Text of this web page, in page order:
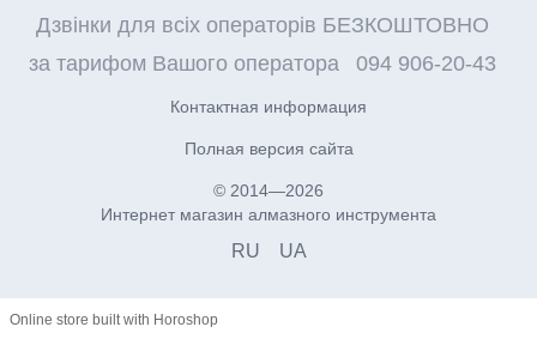
Дзвінки для всіх операторів БЕЗКОШТОВНО
за тарифом Вашого оператора
094 906-20-43
Контактная информация
Полная версия сайта
© 2014—2026
Интернет магазин алмазного инструмента
RU UA
Online store built with Horoshop